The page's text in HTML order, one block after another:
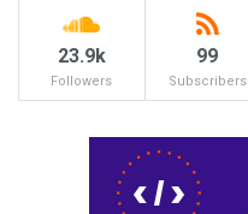
23.9k
Followers
99
Subscribers